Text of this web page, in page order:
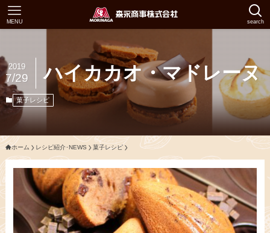
search
MENU
ハイカカオ・マドレーヌ
2019
7/29
菓子レシピ
ホーム レシピ紹介･NEWS 菓子レシピ